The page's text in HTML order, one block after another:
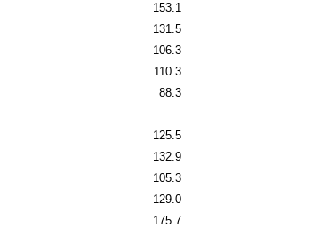
153.1
131.5
106.3
110.3
88.3
125.5
132.9
105.3
129.0
175.7